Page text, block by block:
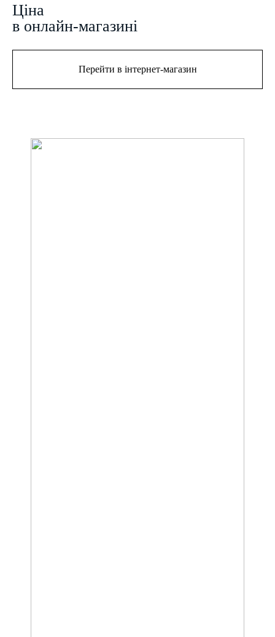
Цiна
в онлайн-магазині
Перейти в інтернет-магазин